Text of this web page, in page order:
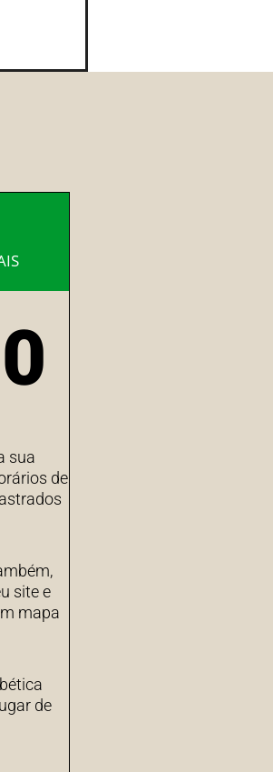
sua
de
site e
mapa
de